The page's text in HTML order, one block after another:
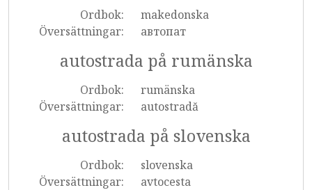
Ordbok:
makedonska
Översättningar:
автопат
autostrada på rumänska
Ordbok:
rumänska
Översättningar:
autostradă
autostrada på slovenska
Ordbok:
slovenska
Översättningar:
avtocesta